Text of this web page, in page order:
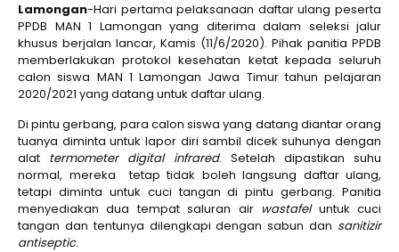
Lamongan-Hari pertama pelaksanaan daftar ulang peserta
PPDB MAN 1 Lamongan yang diterima dalam seleksi jalur
khusus berjalan lancar, Kamis (11/6/2020). Pihak panitia PPDB
memberlakukan protokol kesehatan ketat kepada seluruh
calon siswa MAN 1 Lamongan Jawa Timur tahun pelajaran
2020/2021 yang datang untuk daftar ulang.
Di pintu gerbang, para calon siswa yang datang diantar orang
tuanya diminta untuk lapor diri sambil dicek suhunya dengan
alat termometer digital infrared. Setelah dipastikan suhu
normal, mereka tetap tidak boleh langsung daftar ulang,
tetapi diminta untuk cuci tangan di pintu gerbang. Panitia
menyediakan dua tempat saluran air wastafeluntuk cuci
tangan dan tentunya dilengkapi dengan sabun dan sanitizir
antiseptic.